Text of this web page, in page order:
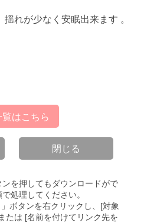
れが少なく安眠出来ます 。
覧はこちら
閉じる
ンを押してもダウンロードがで
処理してください。
」ボタンを右クリックし、[対象
たは [名前を付けてリンク先を